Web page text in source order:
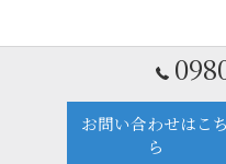
お問い合わせはこち
ら